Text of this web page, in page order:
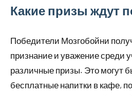
Какие призы ждут
Победители Мозгобойни
признание и уважение среди
различные призы. Это могут
бесплатные напитки в кафе,